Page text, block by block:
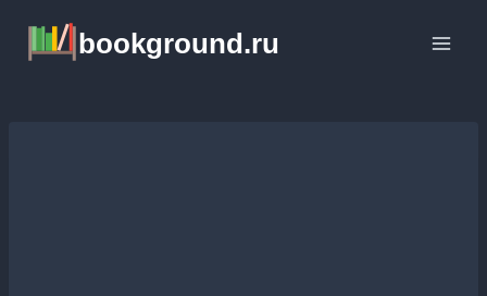
содержимому
bookground.ru